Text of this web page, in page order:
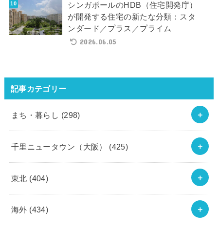
シンガポールのHDB（住宅開発庁）
が開発する住宅の新たな分類：スタ
ンダード／プラス／プライム
2026.06.05
記事カテゴリー
まち・暮らし (298)
千里ニュータウン（大阪） (425)
東北 (404)
海外 (434)